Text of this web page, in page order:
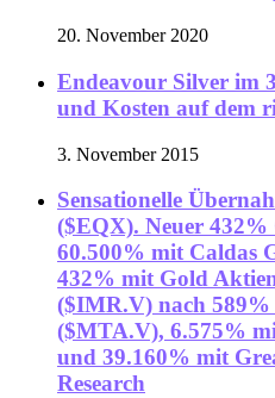
20. November 2020
Endeavour Silver im
und Kosten auf dem
3. November 2015
Sensationelle
($EQX). Neuer
60.500% mit Caldas
432% mit Gold
($IMR.V) nach
($MTA.V), 6.575%
und 39.160% mit
Research